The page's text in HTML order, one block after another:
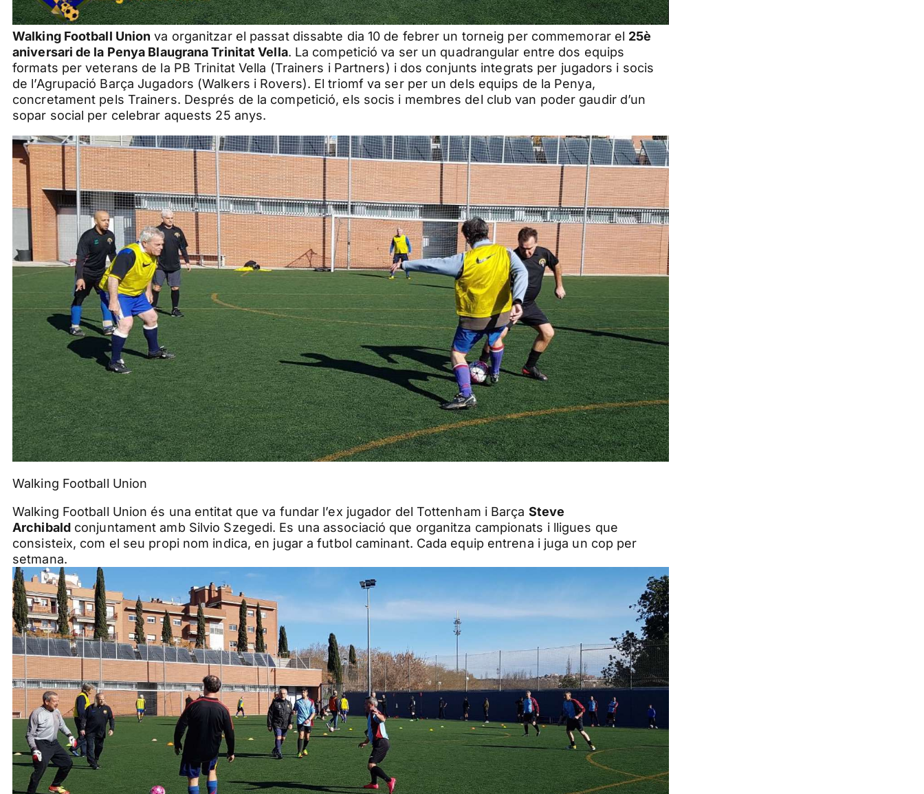
Walking Football Union va organitzar el passat dissabte dia 10 de febrer un torneig per commemorar el 25è
aniversari de la Penya Blaugrana Trinitat Vella. La competició va ser un quadrangular entre dos equips
formats per veterans de la PB Trinitat Vella (Trainers i Partners) i dos conjunts integrats per jugadors i socis
de l’Agrupació Barça Jugadors (Walkers i Rovers). El triomf va ser per un dels equips de la Penya,
concretament pels Trainers. Després de la competició, els socis i membres del club van poder gaudir d’un
sopar social per celebrar aquests 25 anys.
Walking Football Union
Walking Football Union és una entitat que va fundar l’ex jugador del Tottenham i Barça Steve
Archibaldconjuntament amb Silvio Szegedi. Es una associació que organitza campionats i lligues que
consisteix, com el seu propi nom indica, en jugar a futbol caminant. Cada equip entrena i juga un cop per
setmana.